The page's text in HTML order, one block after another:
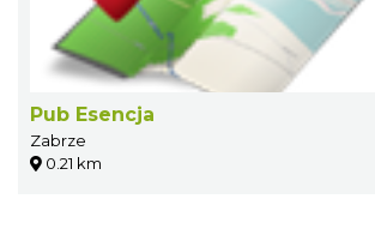
Pub Esencja
Zabrze
0.21 km